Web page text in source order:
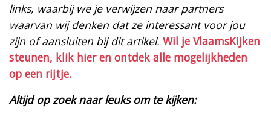
links, waarbij we je verwijzen naar partners
waarvan wij denken dat ze interessant voor jou
zijn of aansluiten bij dit artikel. Wil je VlaamsKijken
steunen, klik hier en ontdek alle mogelijkheden
op een rijtje.
Altijd op zoek naar leuks om te kijken: